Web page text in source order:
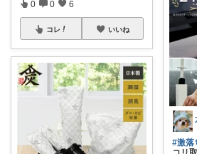
0 0 6
コレ いいね
#激落